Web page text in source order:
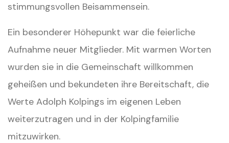
stimmungsvollen Beisammensein.
Ein besonderer Höhepunkt war die feierliche
Aufnahme neuer Mitglieder. Mit warmen Worten
wurden sie in die Gemeinschaft willkommen
geheißen und bekundeten ihre Bereitschaft, die
Werte Adolph Kolpings im eigenen Leben
weiterzutragen und in der Kolpingfamilie
mitzuwirken.